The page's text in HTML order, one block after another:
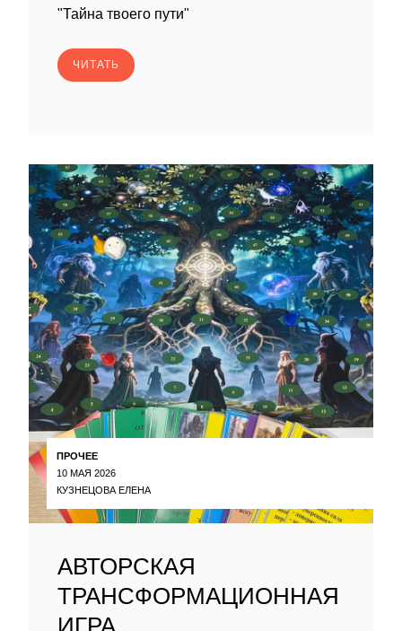
"Тайна твоего пути"
ЧИТАТЬ
ПРОЧЕЕ
10 МАЯ 2026
КУЗНЕЦОВА ЕЛЕНА
АВТОРСКАЯ
ТРАНСФОРМАЦИОННАЯ
ИГРА